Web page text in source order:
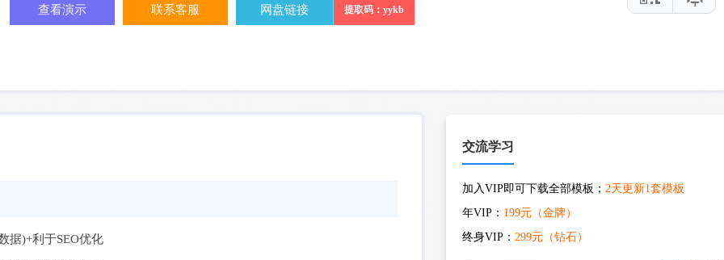
查看演示 联系客服 网盘链接 提取码：yykb
据)+利于SEO优化
交流学习
加入VIP即可下载全部模板； 2天更新1套模板
年VIP： 199元（金牌）
终身VIP： 299元（钻石）